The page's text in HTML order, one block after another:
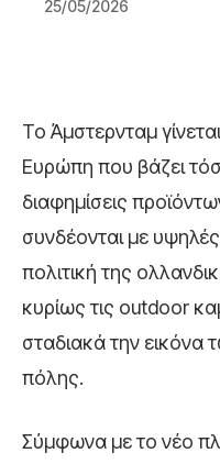
25/05/2026
Το Άμστερνταμ
Ευρώπη που βάζει
διαφημίσεις
συνδέονται με
πολιτική της
κυρίως τις outdoor
σταδιακά την
πόλης.
Σύμφωνα με το νέο